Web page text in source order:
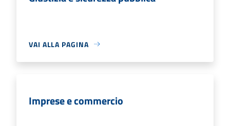
VAI ALLA PAGINA
Imprese e commercio